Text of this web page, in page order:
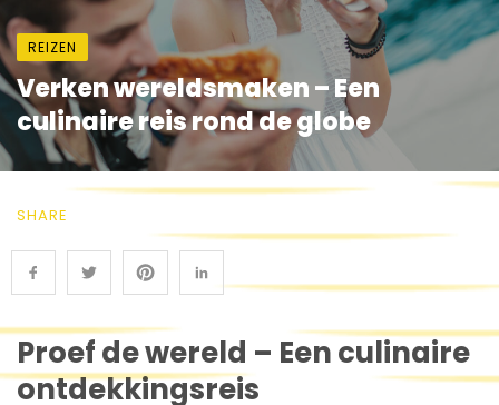
REIZEN
Verken wereldsmaken – Een
culinaire reis rond de globe
SHARE
Proef de wereld – Een culinaire
ontdekkingsreis